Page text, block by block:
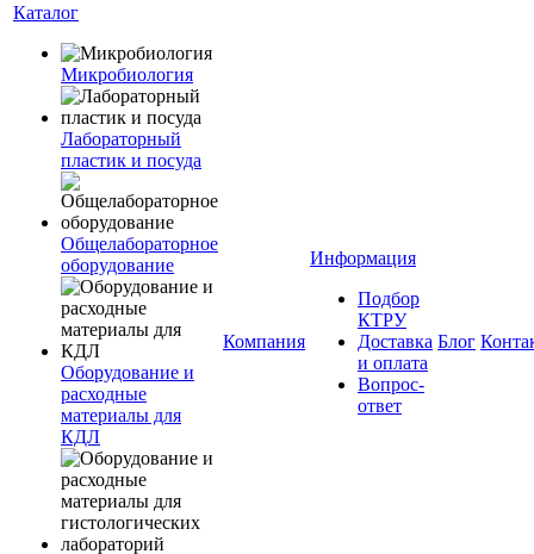
Каталог
Микробиология
Лабораторный
пластик и посуда
Общелабораторное
оборудование
Оборудование и
расходные
материалы для
КДЛ
Компания
Информация
Подбор
КТРУ
Доставка
и оплата
Вопрос-
ответ
Блог